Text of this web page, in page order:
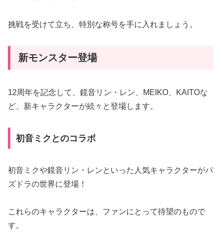
挑戦を受けて立ち、特別な称号を手に入れましょう。
新モンスター登場
12周年を記念して、鏡音リン・レン、MEIKO、KAITOな
ど、新キャラクターが続々と登場します。
初音ミクとのコラボ
初音ミクや鏡音リン・レンといった人気キャラクターがパ
ズドラの世界に登場！
これらのキャラクターは、ファンにとって待望のもので
す。